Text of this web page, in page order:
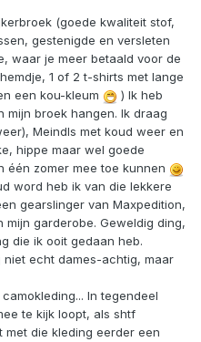
(goede kwaliteit stof,
gestenigde en versleten
waar je meer betaald voor de
1 of 2 t-shirts met lange
een kou-kleum
) Ik heb
mijn broek hangen. Ik draag
Meindls met koud weer en
hippe maar wel goede
één zomer mee toe kunnen
word heb ik van die lekkere
gearslinger van Maxpedition,
garderobe. Geweldig ding,
die ik ooit gedaan heb.
niet echt dames-achtig, maar
In tegendeel
te kijk loopt, als shtf
die kleding eerder een